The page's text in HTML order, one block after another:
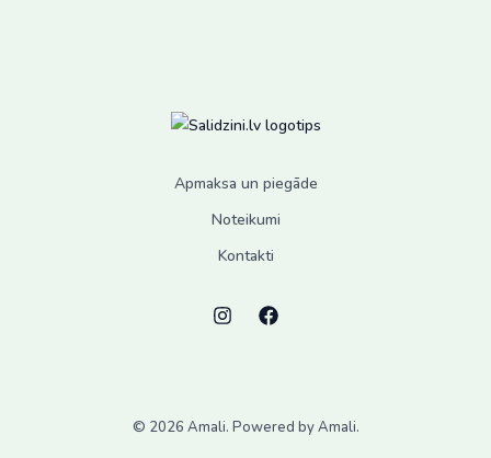
Apmaksa un piegāde
Noteikumi
Kontakti
© 2026 Amali. Powered by Amali.